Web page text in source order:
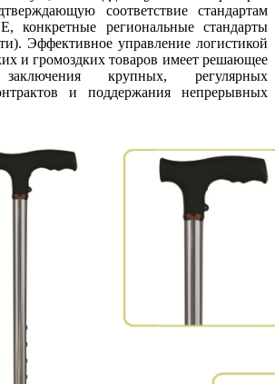
соответствие стандартам
конкретные региональные стандарты
Эффективное управление логистикой
и громоздких товаров имеет решающее
крупных, регулярных
и поддержания непрерывных